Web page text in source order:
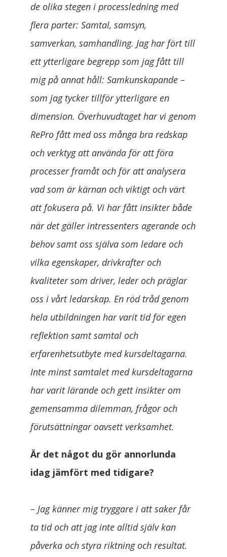
de olika stegen i processledning med
flera parter: Samtal, samsyn,
samverkan, samhandling. Jag har fört till
ett ytterligare begrepp som jag fått till
mig på annat håll: Samkunskapande –
som jag tycker tillför ytterligare en
dimension. Överhuvudtaget har vi genom
RePro fått med oss många bra redskap
och verktyg att använda för att föra
processer framåt och för att analysera
vad som är kärnan och viktigt och värt
att fokusera på. Vi har fått insikter både
när det gäller intressenters agerande och
behov samt oss själva som ledare och
vilka egenskaper, drivkrafter och
kvaliteter som driver, leder och präglar
oss i vårt ledarskap. En röd tråd genom
hela utbildningen har varit tid för egen
reflektion samt samtal och
erfarenhetsutbyte med kursdeltagarna.
Inte minst samtalet med kursdeltagarna
har varit lärande och gett insikter om
gemensamma dilemman, frågor och
förutsättningar oavsett verksamhet.
Är det något du gör annorlunda
idag jämfört med tidigare?
– Jag känner mig tryggare i att saker får
ta tid och att jag inte alltid själv kan
påverka och styra riktning och resultat.